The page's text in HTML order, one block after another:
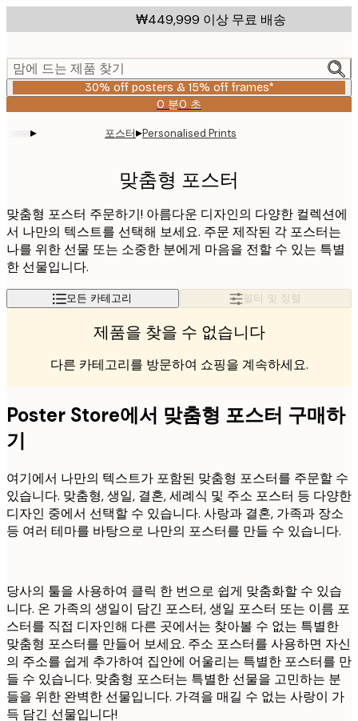
to
content.
₩449,999 이상 무료 배송
맘에 드는 제품 찾기
30% off posters & 15% off frames*
0 분0 초
유
효
날
2026-
08-
▸ 포스터▸Personalised Prints
맞춤형 포스터
맞춤형 포스터 주문하기! 아름다운 디자인의 다양한 컬렉션에
서 나만의 텍스트를 선택해 보세요. 주문 제작된 각 포스터는
나를 위한 선물 또는 소중한 분에게 마음을 전할 수 있는 특별
한 선물입니다.
모든 카테고리 필터 및 정렬
제품을 찾을 수 없습니다
다른 카테고리를 방문하여 쇼핑을 계속하세요.
Poster Store에서 맞춤형 포스터 구매하
기
여기에서 나만의 텍스트가 포함된 맞춤형 포스터를 주문할 수
있습니다. 맞춤형, 생일, 결혼, 세례식 및 주소 포스터 등 다양한
디자인 중에서 선택할 수 있습니다. 사랑과 결혼, 가족과 장소
등 여러 테마를 바탕으로 나만의 포스터를 만들 수 있습니다.
당사의 툴을 사용하여 클릭 한 번으로 쉽게 맞춤화할 수 있습
니다. 온 가족의 생일이 담긴 포스터, 생일 포스터 또는 이름 포
스터를 직접 디자인해 다른 곳에서는 찾아볼 수 없는 특별한
맞춤형 포스터를 만들어 보세요. 주소 포스터를 사용하면 자신
의 주소를 쉽게 추가하여 집안에 어울리는 특별한 포스터를 만
들 수 있습니다. 맞춤형 포스터는 특별한 선물을 고민하는 분
들을 위한 완벽한 선물입니다. 가격을 매길 수 없는 사랑이 가
득 담긴 선물입니다!